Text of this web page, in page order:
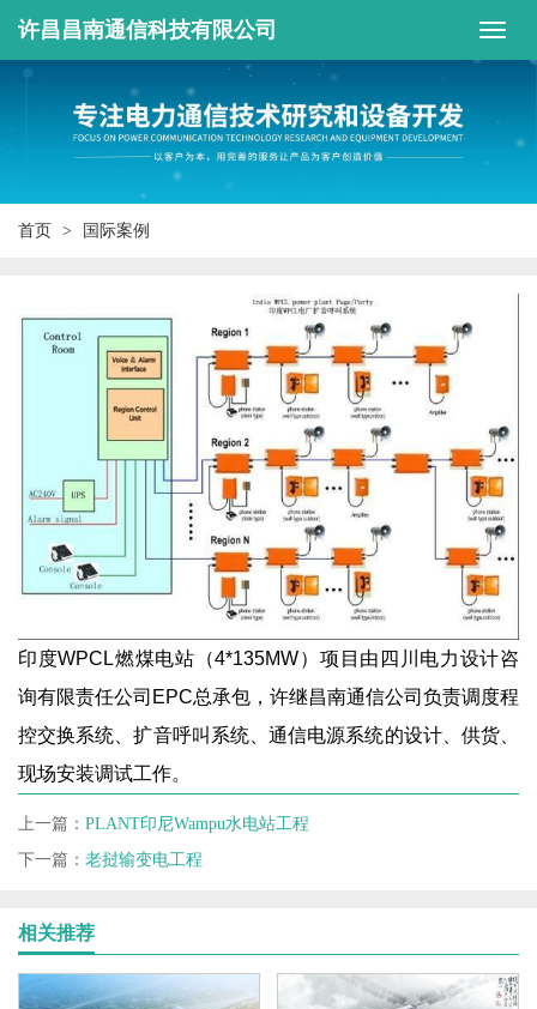
许昌昌南通信科技有限公司
首页 国际案例
印度WPCL燃煤电站（4*135MW）项目由四川电力设计咨
询有限责任公司EPC总承包，许继昌南通信公司负责调度程
控交换系统、扩音呼叫系统、通信电源系统的设计、供货、
现场安装调试工作。
上一篇： PLANT印尼Wampu水电站工程
下一篇： 老挝输变电工程
相关推荐